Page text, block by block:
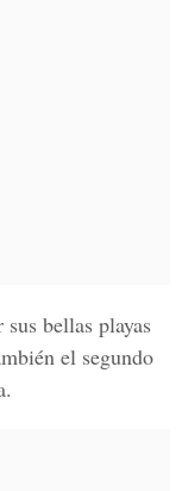
bellas playas
el segundo